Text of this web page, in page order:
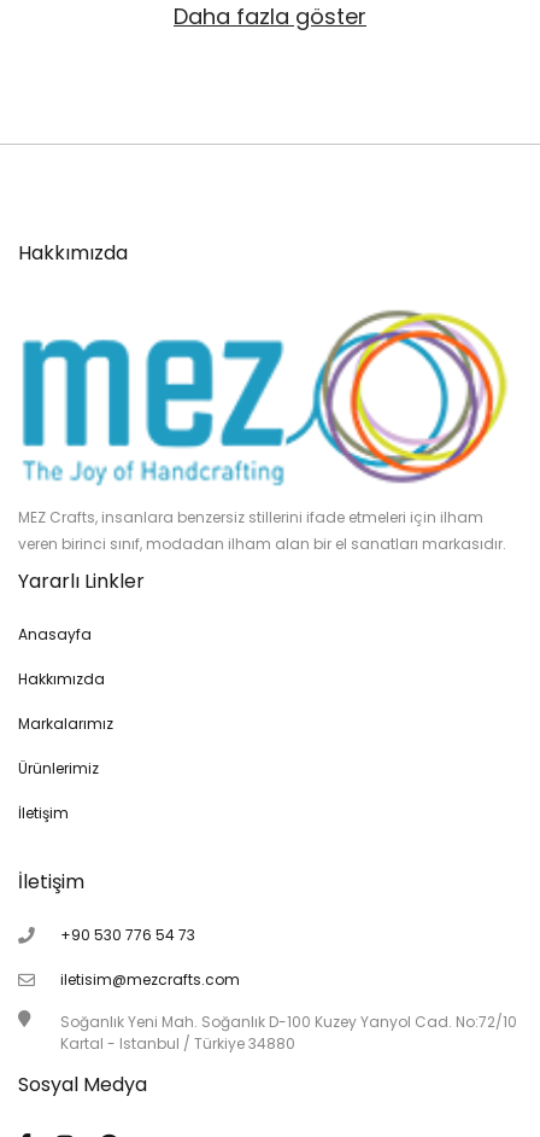
Daha fazla göster
Hakkımızda
MEZ Crafts, insanlara benzersiz stillerini ifade etmeleri için ilham
veren birinci sınıf, modadan ilham alan bir el sanatları markasıdır.
Yararlı Linkler
Anasayfa
Hakkımızda
Markalarımız
Ürünlerimiz
İletişim
İletişim
+90 530 776 54 73
iletisim@mezcrafts.com
Soğanlık Yeni Mah. Soğanlık D-100 Kuzey Yanyol Cad. No:72/10
Kartal - Istanbul / Türkiye 34880
Sosyal Medya